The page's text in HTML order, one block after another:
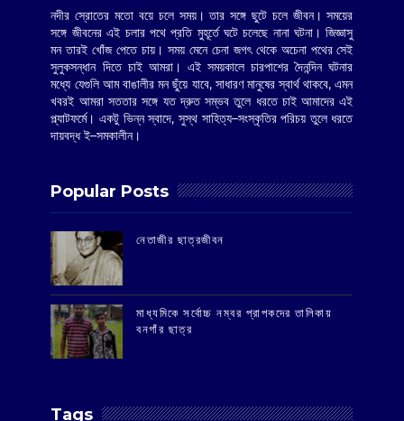
নদীর স্রোতের মতো বয়ে চলে সময়। তার সঙ্গে ছুটে চলে জীবন। সময়ের
সঙ্গে জীবনের এই চলার পথে প্রতি মুহূর্তে ঘটে চলেছে নানা ঘটনা। জিজ্ঞাসু
মন তারই খোঁজ পেতে চায়। সময় মেনে চেনা জগৎ থেকে অচেনা পথের সেই
সুলুকসন্ধান দিতে চাই আমরা। এই সময়কালে চারপাশের দৈনন্দিন ঘটনার
মধ্যে যেগুলি আম বাঙালীর মন ছুঁয়ে যাবে, সাধারণ মানুষের স্বার্থ থাকবে, এমন
খবরই আমরা সততার সঙ্গে যত দ্রুত সম্ভব তুলে ধরতে চাই আমাদের এই
প্ল্যাটফর্মে। একটু ভিন্ন স্বাদে, সুস্থ সাহিত্য–সংস্কৃতির পরিচয় তুলে ধরতে
দায়বদ্ধ ই–সমকালীন।
Popular Posts
‌নেতাজীর ছাত্রজীবন
মাধ্যমিকে সর্বোচ্চ নম্বর প্রাপকদের তালিকায়
বনগাঁর ছাত্র
Tags